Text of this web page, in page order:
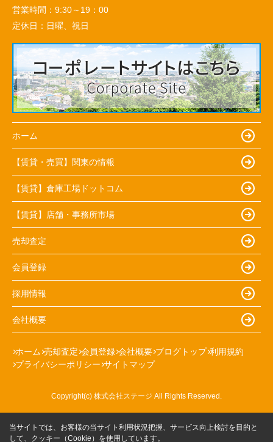
営業時間： 9:30～19：00
定休日： 日曜、祝日
ホーム
【賃貸・売買】関東の情報
【賃貸】倉庫工場ドットコム
【賃貸】店舗・事務所市場
売却査定
会員登録
採用情報
会社概要
ホーム 売却査定 会員登録 会社概要 ブログトップ 利用規約
プライバシーポリシー サイトマップ
Copyright(c) 株式会社ステージ All Rights Reserved.
当サイトでは、お客様の当サイト利用状況把握、サービス向上検討を目的と
して、クッキー（Cookie）を使用しています。